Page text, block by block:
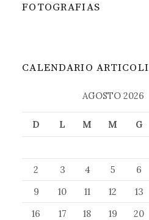
FOTOGRAFIAS
CALENDARIO ARTICOLI
AGOSTO 2026
D L M M G
2
3 4 5 6
9
10 11 12 13
16
17 18 19 20